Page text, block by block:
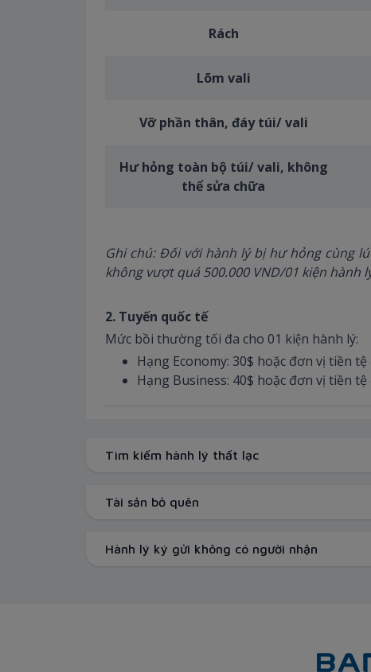
Rách
Lõm vali
Vỡ phần thân, đáy túi/ vali
Hư hỏng toàn bộ túi/ vali, không
thể sửa chữa
Ghi chú: Đối với hành lý bị hư hỏng cùng
không vượt quá 500.000 VND/01 kiện hành
2. Tuyến quốc tế
Mức bồi thường tối đa cho 01 kiện hành lý:
Hạng Economy: 30$ hoặc đơn vị tiền
Hạng Business: 40$ hoặc đơn vị tiền
Tìm kiếm hành lý thất lạc
Tài sản bỏ quên
Hành lý ký gửi không có người nhận